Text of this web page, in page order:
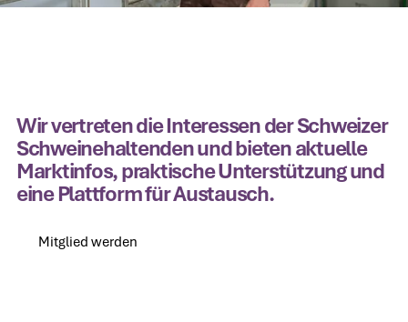
Wir vertreten die Interessen der Schweizer
Schweinehaltenden und bieten aktuelle
Marktinfos, praktische Unterstützung und
eine Plattform für Austausch.
Mitglied werden